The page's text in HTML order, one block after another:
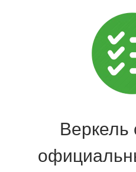
Веркель